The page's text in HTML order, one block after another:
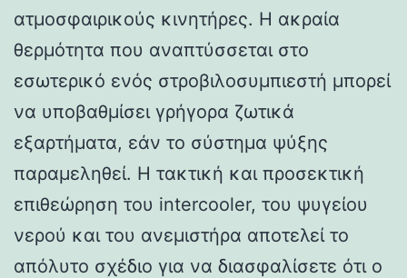
ατμοσφαιρικούς κινητήρες. Η ακραία
θερμότητα που αναπτύσσεται στο
εσωτερικό ενός στροβιλοσυμπιεστή μπορεί
να υποβαθμίσει γρήγορα ζωτικά
εξαρτήματα, εάν το σύστημα ψύξης
παραμεληθεί. Η τακτική και προσεκτική
επιθεώρηση του intercooler, του ψυγείου
νερού και του ανεμιστήρα αποτελεί το
απόλυτο σχέδιο για να διασφαλίσετε ότι ο